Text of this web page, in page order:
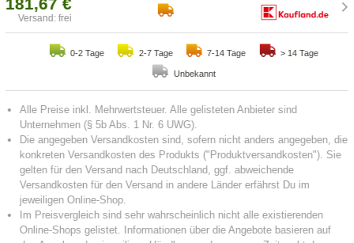
Versand: frei
0-2 Tage 2-7 Tage 7-14 Tage > 14 Tage
Unbekannt